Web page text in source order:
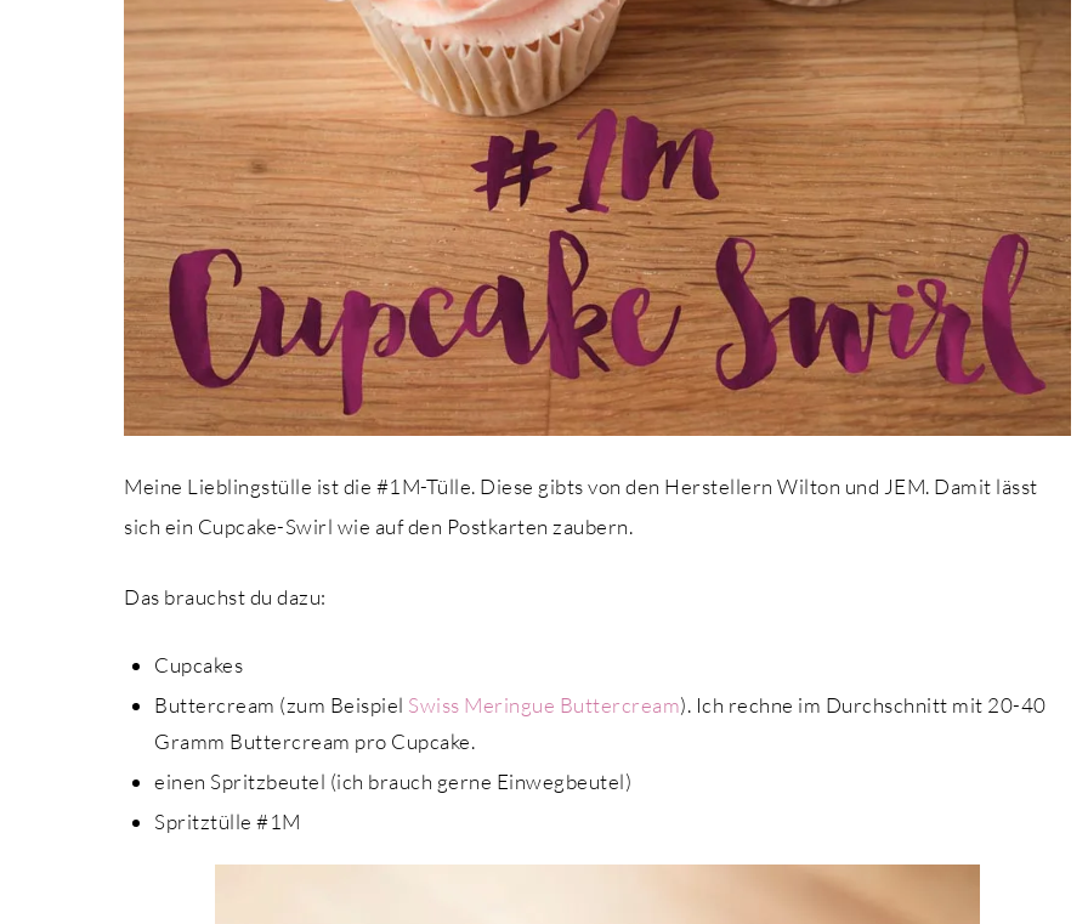
Meine Lieblingstülle ist die #1M-Tülle. Diese gibts von den Herstellern Wilton und JEM. Damit lässt
sich ein Cupcake-Swirl wie auf den Postkarten zaubern.
Das brauchst du dazu:
Cupcakes
Buttercream (zum Beispiel Swiss Meringue Buttercream). Ich rechne im Durchschnitt mit 20-40
Gramm Buttercream pro Cupcake.
einen Spritzbeutel (ich brauch gerne Einwegbeutel)
Spritztülle #1M